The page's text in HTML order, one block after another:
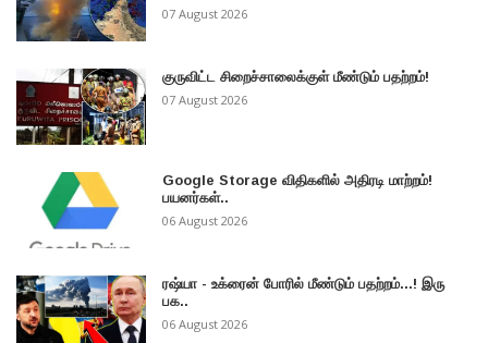
07 August 2026
குருவிட்ட சிறைச்சாலைக்குள் மீண்டும் பதற்றம்!
07 August 2026
Google Storage விதிகளில் அதிரடி மாற்றம்!
பயனர்கள்..
06 August 2026
ரஷ்யா - உக்ரைன் போரில் மீண்டும் பதற்றம்...! இரு
பக..
06 August 2026